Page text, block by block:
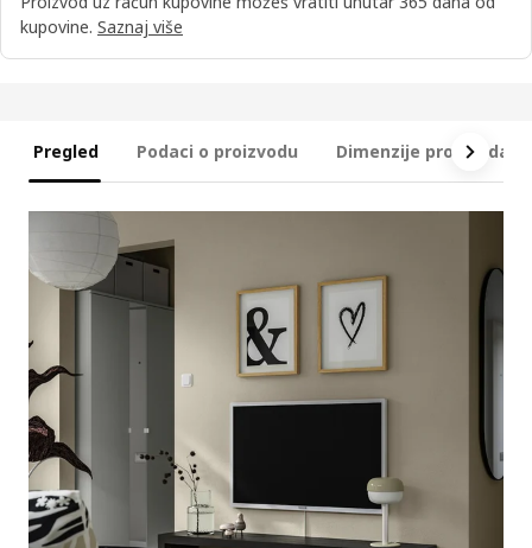
kupovine. Saznaj više
Pregled Podaci o proizvodu Dimenzije proizvoda